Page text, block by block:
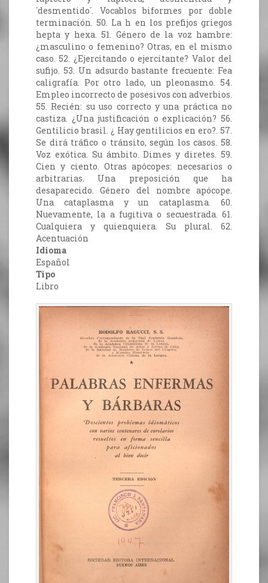
´desmentido´. Vocablos biformes por doble
terminación. 50. La h en los prefijos griegos
hepta y hexa. 51. Género de la voz hambre:
¿masculino o femenino? Otras, en el mismo
caso. 52. ¿Ejercitando o ejercitante? Valor del
sufijo. 53. Un adsurdo bastante frecuente: Fea
caligrafía. Por otro lado, un pleonasmo. 54.
Empleo incorrecto de posesivos con adverbios.
55. Recién: su uso correcto y una práctica no
castiza. ¿Una justificación o explicación? 56.
Gentilicio brasil. ¿ Hay gentilicios en ero?. 57.
Se dirá tráfico o tránsito, según los casos. 58.
Voz exótica. Su ámbito. Dimes y diretes. 59.
Cien y ciento. Otras apócopes: necesarios o
arbitrarias. Una preposición que ha
desaparecido. Género del nombre apócope.
Una cataplasma y un cataplasma. 60.
Nuevamente, la a fugitiva o secuestrada. 61.
Cualquiera y quienquiera. Su plural. 62.
Acentuación
Idioma
Español
Tipo
Libro